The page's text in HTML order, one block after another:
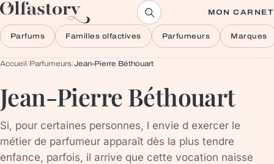
Aller au contenu MON CARNET
Parfums Familles olfactives Parfumeurs Marques
Accueil/Parfumeurs/Jean-Pierre Béthouart
Jean-Pierre Béthouart
Si, pour certaines personnes, l envie d exercer le
métier de parfumeur apparaît dès la plus tendre
enfance, parfois, il arrive que cette vocation naisse